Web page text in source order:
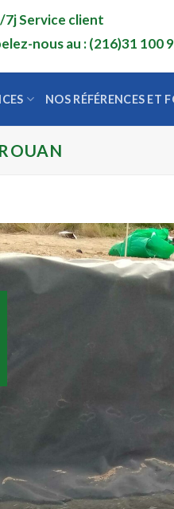
7j Service client
nous au : (216)31 100
NOS RÉFÉRENCES ET